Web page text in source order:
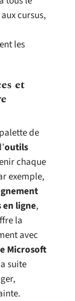
cursus,
les
et
de
outils
chaque
exemple,
en ligne,
la
avec
Microsoft
suite